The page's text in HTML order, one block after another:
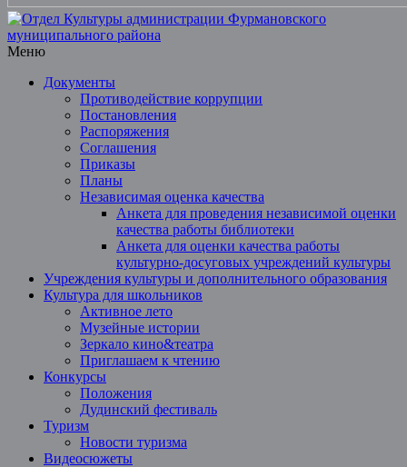
Фурмановского
муниципального
района
Муниципальное
учреждение
Меню
Документы
Противодействие коррупции
Постановления
Распоряжения
Соглашения
Приказы
Планы
Независимая оценка качества
Анкета для проведения независимой оценки
качества работы библиотеки
Анкета для оценки качества работы
культурно-досуговых учреждений культуры
Учреждения культуры и дополнительного образования
Культура для школьников
Активное лето
Музейные истории
Зеркало кино&театра
Приглашаем к чтению
Конкурсы
Положения
Дудинский фестиваль
Туризм
Новости туризма
Видеосюжеты